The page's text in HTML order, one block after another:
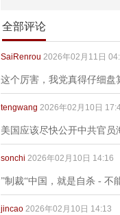
全部评论
SaiRenrou 2026年02月11日
这个厉害，我党真得仔细盘
tengwang 2026年02月10日
美国应该尽快公开中共官员
sonchi 2026年02月10日 14:16
”制裁“中国，就是自杀 - 不
jincao 2026年02月10日 14:13